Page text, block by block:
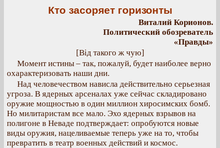
Кто засоряет горизонты
Виталий Корионов.
Политический обозреватель
«Правды»
[Від такого ж чую]
Момент истины – так, пожалуй, будет наиболее верно
охарактеризовать наши дни.
Над человечеством нависла действительно серьезная
угроза. В ядерных арсеналах уже сейчас складировано
оружие мощностью в один миллион хиросимских бомб.
Но милитаристам все мало. Эхо ядерных взрывов на
полигоне в Неваде подтверждает: опробуются новые
виды оружия, нацеливаемые теперь уже на то, чтобы
превратить в театр военных действий и космос.